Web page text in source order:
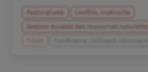
Pastoralisme
Conflits, insécurité
Gestion durable des ressources naturelles
Tchad